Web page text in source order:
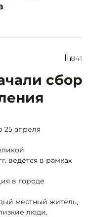
841
сбор
25 апреля
ведётся в рамках
в городе
местный житель,
люди,